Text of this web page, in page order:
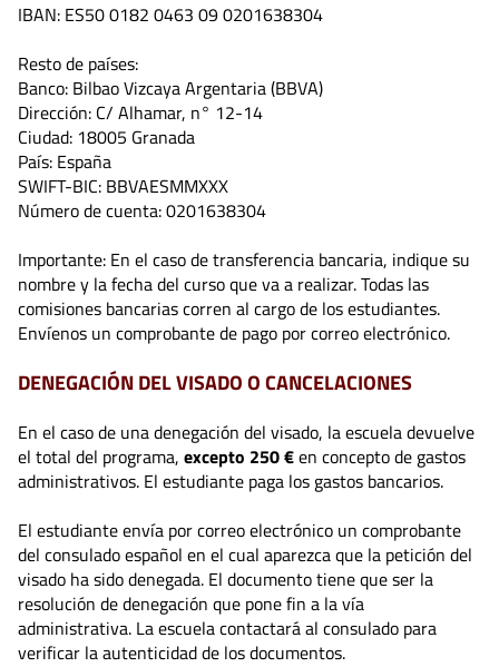
IBAN: ES50 0182 0463 09 0201638304
Resto de países:
Banco: Bilbao Vizcaya Argentaria (BBVA)
Dirección: C/ Alhamar, n° 12-14
Ciudad: 18005 Granada
País: España
SWIFT-BIC: BBVAESMMXXX
Número de cuenta: 0201638304
Importante: En el caso de transferencia bancaria, indique su
nombre y la fecha del curso que va a realizar. Todas las
comisiones bancarias corren al cargo de los estudiantes.
Envíenos un comprobante de pago por correo electrónico.
DENEGACIÓN DEL VISADO O CANCELACIONES
En el caso de una denegación del visado, la escuela devuelve
el total del programa, excepto 250 €en concepto de gastos
administrativos. El estudiante paga los gastos bancarios.
El estudiante envía por correo electrónico un comprobante
del consulado español en el cual aparezca que la petición del
visado ha sido denegada. El documento tiene que ser la
resolución de denegación que pone fin a la vía
administrativa. La escuela contactará al consulado para
verificar la autenticidad de los documentos.